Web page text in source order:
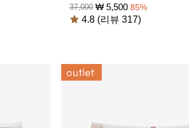
37,000 ₩ 5,500 85%
4.8 (리뷰 317)